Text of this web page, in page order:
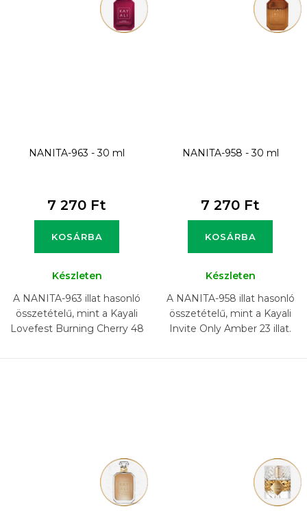
NANITA-963 - 30 ml
7 270 Ft
KOSÁRBA
Készleten
A NANITA-963 illat hasonló
összetételű, mint a Kayali
Lovefest Burning Cherry 48
NANITA-958 - 30 ml
7 270 Ft
KOSÁRBA
Készleten
A NANITA-958 illat hasonló
összetételű, mint a Kayali
Invite Only Amber 23 illat.